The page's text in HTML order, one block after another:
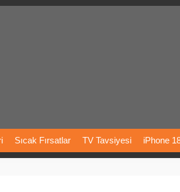
Sıcak Fırsatlar TV Tavsiyesi iPhone